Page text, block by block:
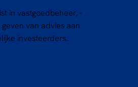
in vastgoedbeheer, -
van advies aan
investeerders.